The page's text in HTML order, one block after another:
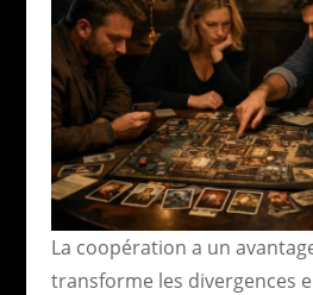
La coopération a un
transforme les divergences